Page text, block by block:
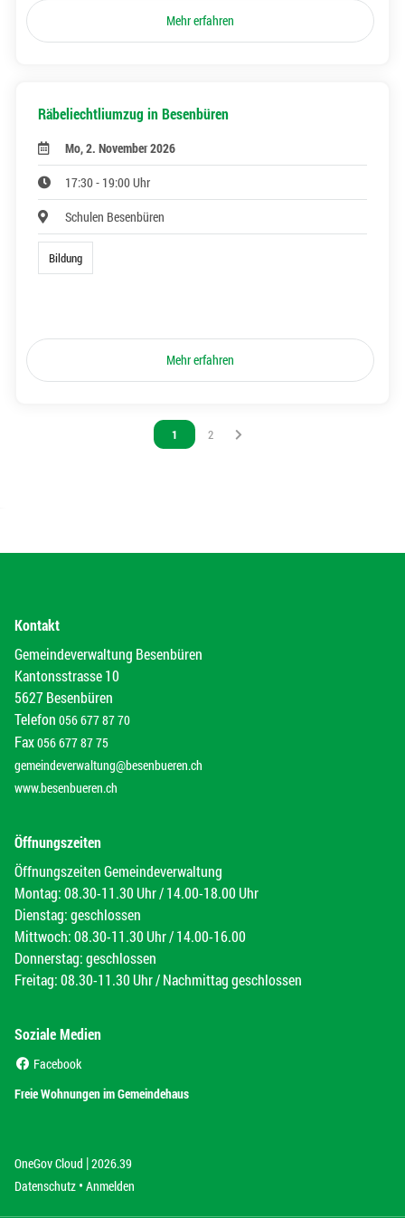
Mehr erfahren
Räbeliechtliumzug in Besenbüren
Mo, 2. November 2026
17:30 - 19:00 Uhr
Schulen Besenbüren
Bildung
Mehr erfahren
Vous êtes sur la page
1 Vous êtes sur la page
2
Kontakt
Gemeindeverwaltung Besenbüren
Kantonsstrasse 10
5627 Besenbüren
Telefon 056 677 87 70
Fax056 677 87 75
gemeindeverwaltung@besenbueren.ch
www.besenbueren.ch
Öffnungszeiten
Öffnungszeiten Gemeindeverwaltung
Montag: 08.30-11.30 Uhr / 14.00-18.00 Uhr
Dienstag: geschlossen
Mittwoch: 08.30-11.30 Uhr / 14.00-16.00
Donnerstag: geschlossen
Freitag: 08.30-11.30 Uhr / Nachmittag geschlossen
Soziale Medien
Facebook
Freie Wohnungen im Gemeindehaus
OneGov Cloud (External Link)
|2026.39
Datenschutz (External Link)
Anmelden